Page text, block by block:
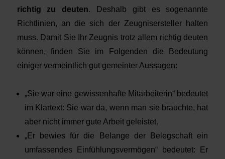
richtig zu deuten. Deshalb gibt es sogenannte
Richtlinien, an die sich der Zeugnisersteller halten
muss. Damit Sie Ihr Zeugnis trotz allem richtig deuten
können, finden Sie im Folgenden die Bedeutung
einiger vermeintlich gut gemeinter Aussagen:
„Sie war eine gewissenhafte Mitarbeiterin“ bedeutet
im Klartext: Sie war da, wenn man sie brauchte, hat
aber nicht immer gute Arbeit geleistet.
„Er bewies für die Belange der Belegschaft ein
umfassendes Einfühlungsvermögen“ bedeutet: Er